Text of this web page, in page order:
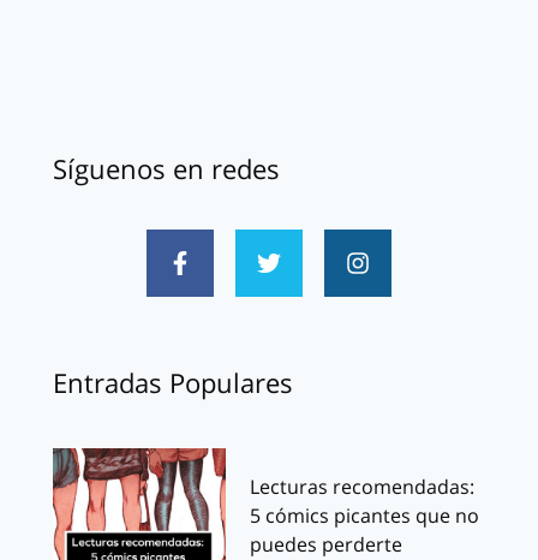
Síguenos en redes
Entradas Populares
Lecturas recomendadas:
5 cómics picantes que no
puedes perderte